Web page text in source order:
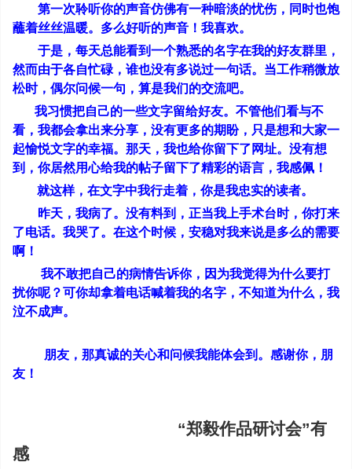
第一次聆听你的声音仿佛有一种暗淡的忧伤，同时也饱
蘸着丝丝温暖。多么好听的声音！我喜欢。
于是，每天总能看到一个熟悉的名字在我的好友群里，
然而由于各自忙碌，谁也没有多说过一句话。当工作稍微放
松时，偶尔问候一句，算是我们的交流吧。
我习惯把自己的一些文字留给好友。不管他们看与不
看，我都会拿出来分享，没有更多的期盼，只是想和大家一
起愉悦文字的幸福。那天，我也给你留下了网址。没有想
到，你居然用心给我的帖子留下了精彩的语言，我感佩！
就这样，在文字中我行走着，你是我忠实的读者。
昨天，我病了。没有料到，正当我上手术台时，你打来
了电话。我哭了。在这个时候，安稳对我来说是多么的需要
啊！
我不敢把自己的病情告诉你，因为我觉得为什么要打
扰你呢？可你却拿着电话喊着我的名字，不知道为什么，我
泣不成声。
朋友，那真诚的关心和问候我能体会到。感谢你，朋
友！
“郑毅作品研讨会”有
感